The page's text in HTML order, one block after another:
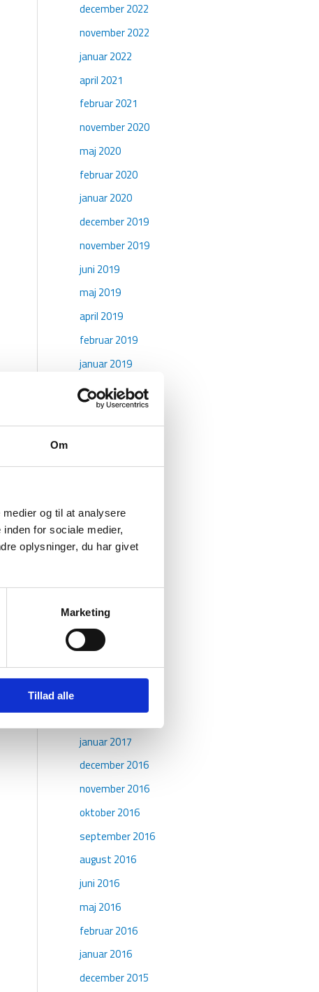
Om
og til at analysere
for sociale medier,
oplysninger, du har givet
Marketing
Tillad alle
december 2022
november 2022
januar 2022
april 2021
februar 2021
november 2020
maj 2020
februar 2020
januar 2020
december 2019
november 2019
juni 2019
maj 2019
april 2019
februar 2019
januar 2019
oktober 2018
maj 2018
december 2017
november 2017
september 2017
juni 2017
maj 2017
april 2017
februar 2017
januar 2017
december 2016
november 2016
oktober 2016
september 2016
august 2016
juni 2016
maj 2016
februar 2016
januar 2016
december 2015